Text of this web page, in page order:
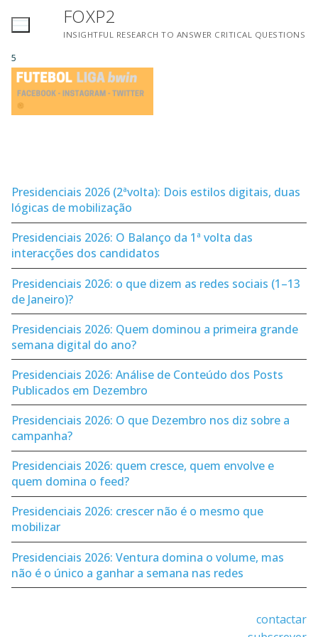
FOXP2
INSIGHTFUL RESEARCH TO ANSWER CRITICAL QUESTIONS
5
Presidenciais 2026 (2ªvolta): Dois estilos digitais, duas
lógicas de mobilização
Presidenciais 2026: O Balanço da 1ª volta das
interacções dos candidatos
Presidenciais 2026: o que dizem as redes sociais (1–13
de Janeiro)?
Presidenciais 2026: Quem dominou a primeira grande
semana digital do ano?
Presidenciais 2026: Análise de Conteúdo dos Posts
Publicados em Dezembro
Presidenciais 2026: O que Dezembro nos diz sobre a
campanha?
Presidenciais 2026: quem cresce, quem envolve e
quem domina o feed?
Presidenciais 2026: crescer não é o mesmo que
mobilizar
Presidenciais 2026: Ventura domina o volume, mas
não é o único a ganhar a semana nas redes
contactar